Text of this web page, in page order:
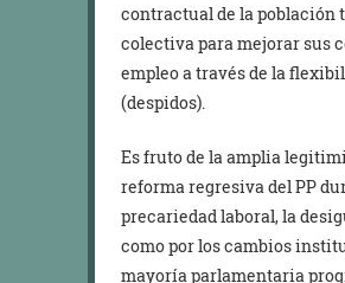
contractual de la población
colectiva para mejorar sus
empleo a través de la
(despidos).
Es fruto de la amplia
reforma regresiva del PP
precariedad laboral, la
como por los cambios
mayoría parlamentaria